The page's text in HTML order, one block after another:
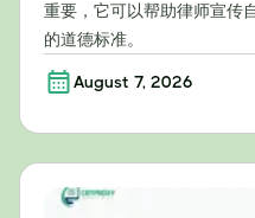
重要，它可以帮助律师宣传
的道德标准。
August 7, 2026